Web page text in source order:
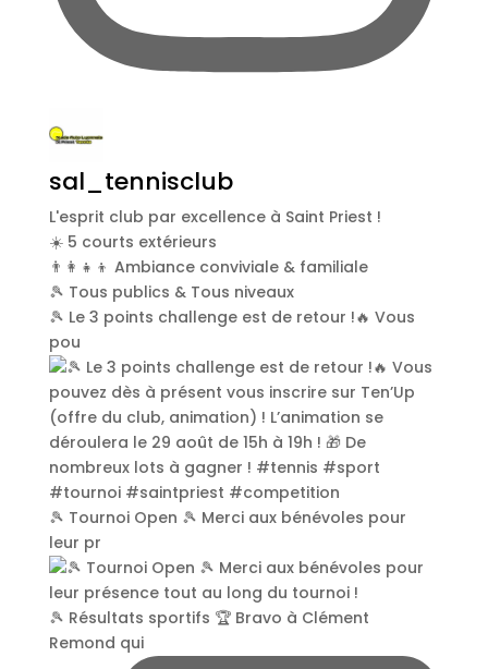
sal_tennisclub
L'esprit club par excellence à Saint Priest !
☀️ 5 courts extérieurs
👨‍👩‍👧‍👦 Ambiance conviviale & familiale
🎾 Tous publics & Tous niveaux
🎾 Le 3 points challenge est de retour !🔥 Vous
pou
🎾 Tournoi Open 🎾 Merci aux bénévoles pour
leur pr
🎾 Résultats sportifs 🏆 Bravo à Clément
Remond qui